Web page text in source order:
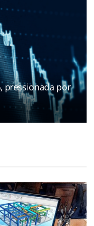
pressionada por